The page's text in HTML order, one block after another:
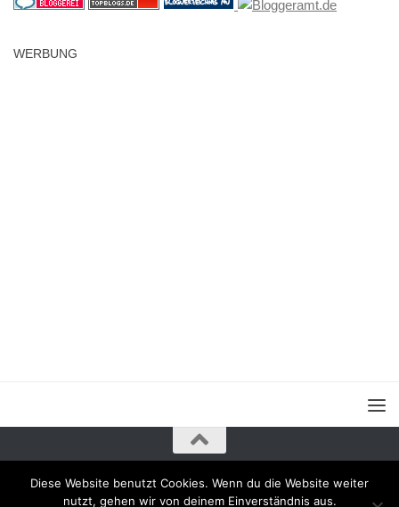
WERBUNG
Diese Website benutzt Cookies. Wenn du die Website weiter
nutzt, gehen wir von deinem Einverständnis aus.